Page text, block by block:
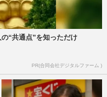
“共通点”を知っただけ
PR(合同会社デジタルファーム )